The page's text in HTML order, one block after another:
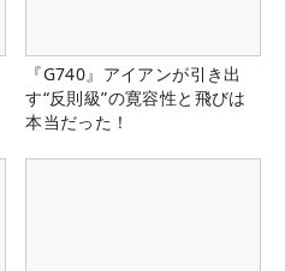
『G740』アイアンが引き出
す“反則級”の寛容性と飛びは
本当だった！